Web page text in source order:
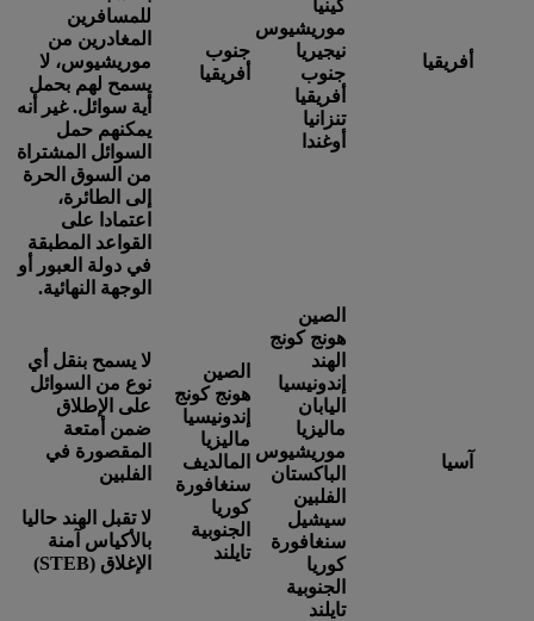
أفريقيا
كينيا
موريشيوس
نيجيريا
جنوب
أفريقيا
تنزانيا
أوغندا
جنوب
أفريقيا
للمسافرين
المغادرين من
موريشيوس، لا
يسمح لهم بحمل
أية سوائل. غير أنه
يمكنهم حمل
السوائل المشتراة
من السوق الحرة
إلى الطائرة،
اعتمادا على
القواعد المطبقة
في دولة العبور أو
الوجهة النهائية.
آسيا
الصين
هونج كونج
الهند
إندونيسيا
اليابان
ماليزيا
موريشيوس
الباكستان
الفلبين
سيشيل
سنغافورة
كوريا
الجنوبية
تايلند
الصين
هونج كونج
إندونيسيا
ماليزيا
المالديف
سنغافورة
كوريا
الجنوبية
تايلند
لا يسمح بنقل أي
نوع من السوائل
على الإطلاق
ضمن أمتعة
المقصورة في
الفلبين
لا تقبل الهند حاليا
بالأكياس آمنة
الإغلاق (STEB)